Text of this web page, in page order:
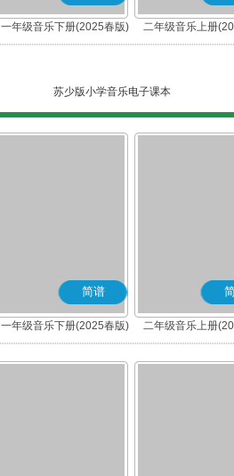
一年级音乐下册(2025春版) 二年级音乐上册
苏少版小学音乐电子课本
简谱
一年级音乐下册(2025春版)
(简谱)
二年级音乐上册
(简谱)